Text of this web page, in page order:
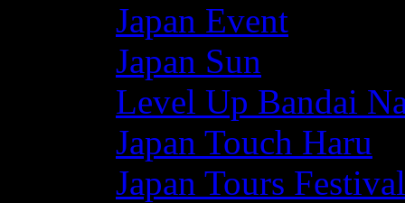
Japan Event
Japan Sun
Level Up Bandai
Japan Touch Haru
Japan Tours Festival